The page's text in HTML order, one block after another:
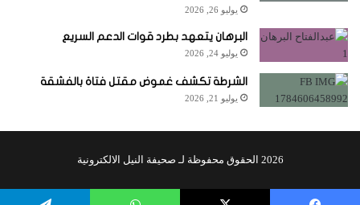
يوليو 26, 2026
البرهان يتعهد بطرد قوات الدعم السريع
يوليو 24, 2026
الشرطة تكشف غموض مقتل فتاة بالفشقة
يوليو 21, 2026
2026 الحقوق محفوظة لـ صحيفة النيل الالكترونية